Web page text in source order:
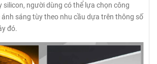
silicon, người dùng có thể lựa chọn công
ánh sáng tùy theo nhu cầu dựa trên thông số
đó.